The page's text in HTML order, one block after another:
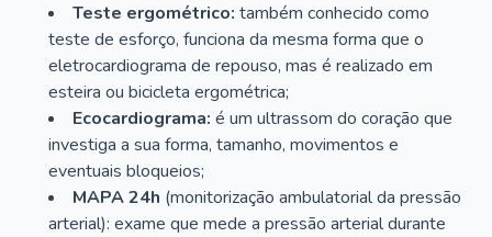
Teste ergométrico: também conhecido como
teste de esforço, funciona da mesma forma que o
eletrocardiograma de repouso, mas é realizado em
esteira ou bicicleta ergométrica;
Ecocardiograma: é um ultrassom do coração que
investiga a sua forma, tamanho, movimentos e
eventuais bloqueios;
MAPA 24h (monitorização ambulatorial da pressão
arterial): exame que mede a pressão arterial durante